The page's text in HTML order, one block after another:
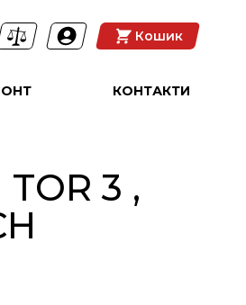
Кошик
КОНТАКТИ
3 ,